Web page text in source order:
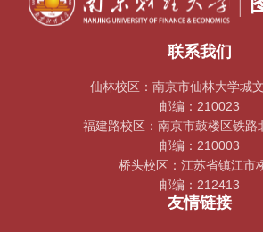
联系我们
仙林校区：南京市仙林大学城
邮编：210023
福建路校区：南京市鼓楼区铁路
邮编：210003
桥头校区：江苏省镇江市
邮编：212413
友情链接